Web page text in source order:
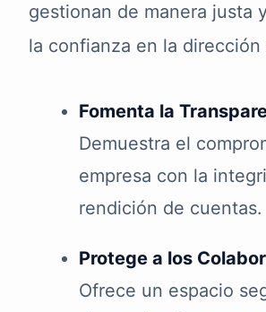
gestionan de manera justa
la confianza en la
Fomenta la
Demuestra el
empresa con la
rendición de cuentas.
Protege a los
Ofrece un espacio